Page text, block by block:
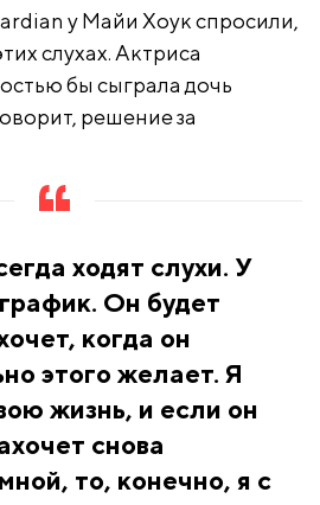
у Майи Хоук спросили,
слухах. Актриса
бы сыграла дочь
решение за
ходят слухи. У
Он будет
когда он
этого желает. Я
жизнь, и если он
снова
то, конечно, я с